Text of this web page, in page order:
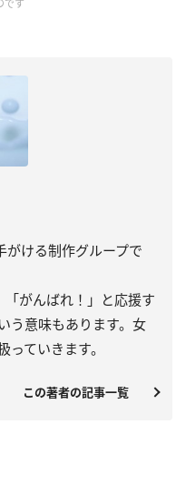
です
がける制作グループで
「がんばれ！」と応援す
う意味もあります。女
ていきます。
この著者の記事一覧